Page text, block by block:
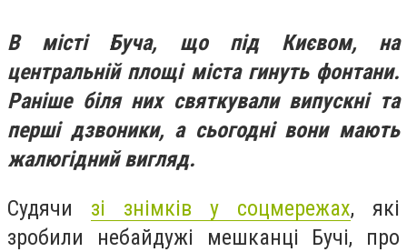
В місті Буча, що під Києвом, на
центральній площі міста гинуть фонтани.
Раніше біля них святкували випускні та
перші дзвоники, а сьогодні вони мають
жалюгідний вигляд.
Судячи зі знімків у соцмережах, які
зробили небайдужі мешканці Бучі, про